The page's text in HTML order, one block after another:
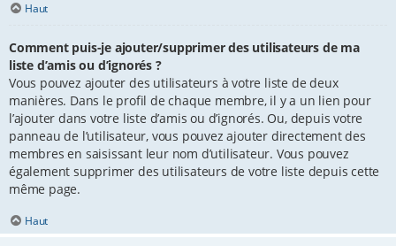
Haut
Comment puis-je ajouter/supprimer des utilisateurs de ma
liste d’amis ou d’ignorés ?
Vous pouvez ajouter des utilisateurs à votre liste de deux
manières. Dans le profil de chaque membre, il y a un lien pour
l’ajouter dans votre liste d’amis ou d’ignorés. Ou, depuis votre
panneau de l’utilisateur, vous pouvez ajouter directement des
membres en saisissant leur nom d’utilisateur. Vous pouvez
également supprimer des utilisateurs de votre liste depuis cette
même page.
Haut